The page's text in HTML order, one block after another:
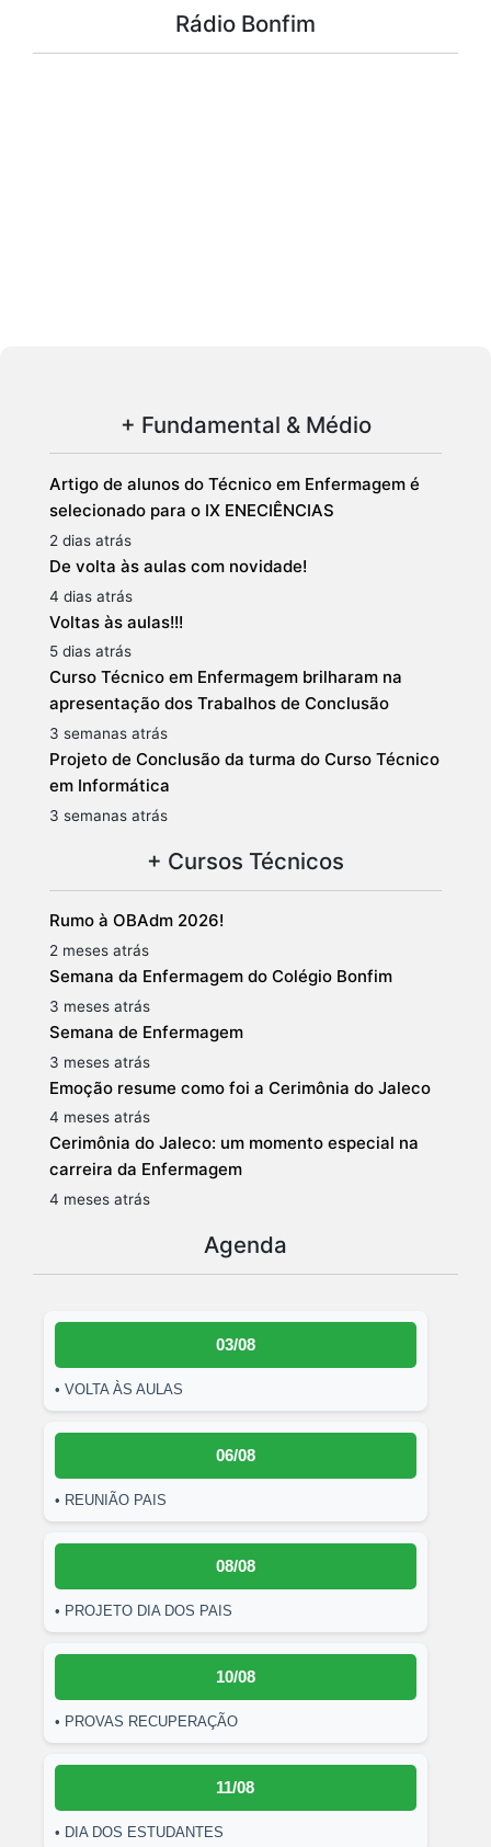
Rádio Bonfim
+ Fundamental & Médio
Artigo de alunos do Técnico em Enfermagem é
selecionado para o IX ENECIÊNCIAS
2 dias atrás
De volta às aulas com novidade!
4 dias atrás
Voltas às aulas!!!
5 dias atrás
Curso Técnico em Enfermagem brilharam na
apresentação dos Trabalhos de Conclusão
3 semanas atrás
Projeto de Conclusão da turma do Curso Técnico
em Informática
3 semanas atrás
+ Cursos Técnicos
Rumo à OBAdm 2026!
2 meses atrás
Semana da Enfermagem do Colégio Bonfim
3 meses atrás
Semana de Enfermagem
3 meses atrás
Emoção resume como foi a Cerimônia do Jaleco
4 meses atrás
Cerimônia do Jaleco: um momento especial na
carreira da Enfermagem
4 meses atrás
Agenda
03/08
• VOLTA ÀS AULAS
06/08
• REUNIÃO PAIS
08/08
• PROJETO DIA DOS PAIS
10/08
• PROVAS RECUPERAÇÃO
11/08
• DIA DOS ESTUDANTES